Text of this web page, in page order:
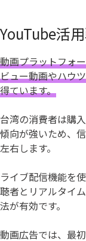
YouTube活
動画プラットフォ
ビュー動画やハウ
得ています。
台湾の消費者は購
傾向が強いため、
左右します。
ライブ配信機能を
聴者とリアルタイ
法が有効です。
動画広告では、最